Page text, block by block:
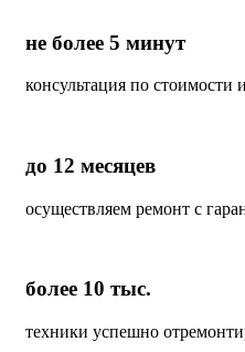
не более 5 минут
консультация по стоимости
до 12 месяцев
осуществляем ремонт с
более 10 тыс.
техники успешно